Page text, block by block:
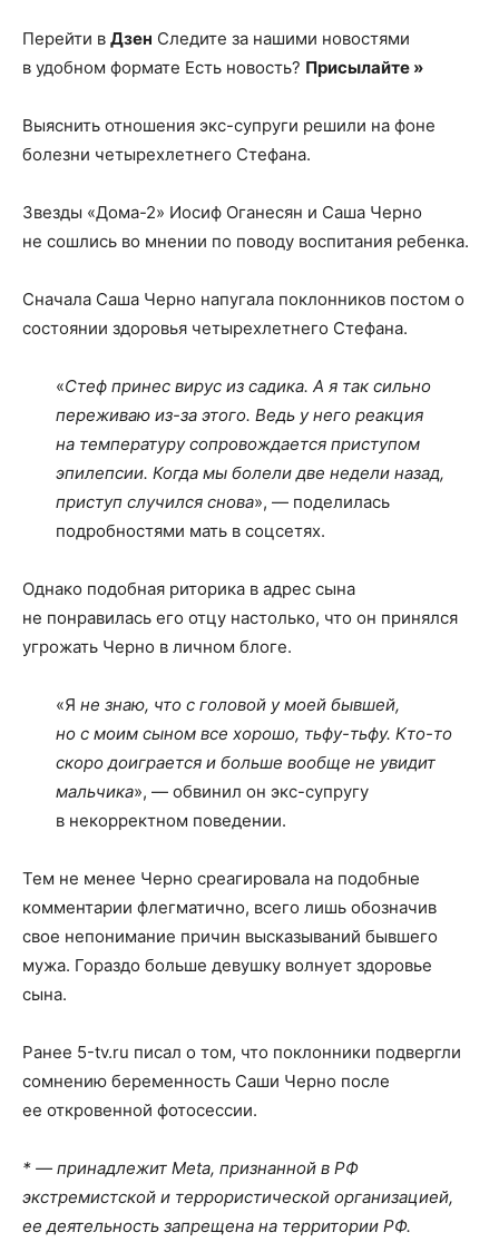
Перейти в Дзен Следите за нашими новостями
в удобном формате Есть новость? Присылайте »
Выяснить отношения экс-супруги решили на фоне
болезни четырехлетнего Стефана.
Звезды «Дома-2» Иосиф Оганесян и Саша Черно
не сошлись во мнении по поводу воспитания ребенка.
Сначала Саша Черно напугала поклонников постом о
состоянии здоровья четырехлетнего Стефана.
«Стеф принес вирус из садика. А я так сильно
переживаю из-за этого. Ведь у него реакция
на температуру сопровождается приступом
эпилепсии. Когда мы болели две недели назад,
приступ случился снова», — поделилась
подробностями мать в соцсетях.
Однако подобная риторика в адрес сына
не понравилась его отцу настолько, что он принялся
угрожать Черно в личном блоге.
«Я не знаю, что с головой у моей бывшей,
но с моим сыном все хорошо, тьфу-тьфу. Кто-то
скоро доиграется и больше вообще не увидит
мальчика», — обвинил он экс-супругу
в некорректном поведении.
Тем не менее Черно среагировала на подобные
комментарии флегматично, всего лишь обозначив
свое непонимание причин высказываний бывшего
мужа. Гораздо больше девушку волнует здоровье
сына.
Ранее 5-tv.ru писал о том, что поклонники подвергли
сомнению беременность Саши Черно после
ее откровенной фотосессии.
* — принадлежит Meta, признанной в РФ
экстремистской и террористической организацией,
ее деятельность запрещена на территории РФ.